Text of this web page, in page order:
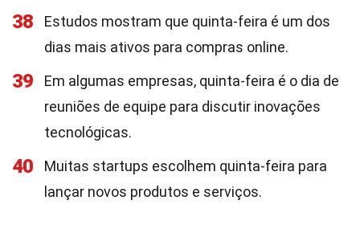
38
Estudos mostram que quinta-feira é um dos
dias mais ativos para compras online.
39
Em algumas empresas, quinta-feira é o dia de
reuniões de equipe para discutir inovações
tecnológicas.
40
Muitas startups escolhem quinta-feira para
lançar novos produtos e serviços.